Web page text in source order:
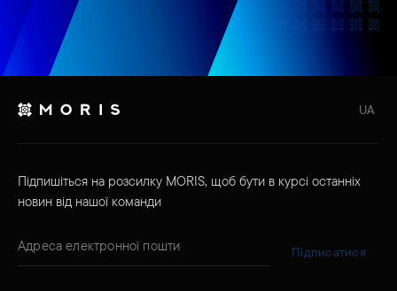
UA
Підпишіться на розсилку MORIS, щоб бути в курсі останніх
новин від нашої команди
Підписатися